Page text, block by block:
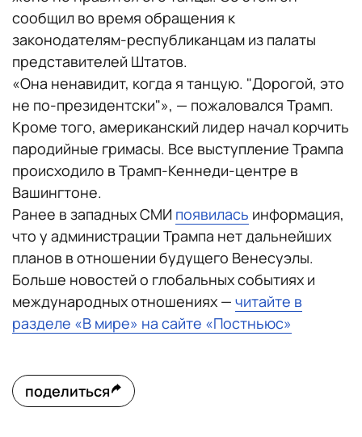
сообщил во время обращения к
законодателям-республиканцам из палаты
представителей Штатов.
«Она ненавидит, когда я танцую. "Дорогой, это
не по-президентски"», — пожаловался Трамп.
Кроме того, американский лидер начал корчить
пародийные гримасы. Все выступление Трампа
происходило в Трамп-Кеннеди-центре в
Вашингтоне.
Ранее в западных СМИ появилась информация,
что у администрации Трампа нет дальнейших
планов в отношении будущего Венесуэлы.
Больше новостей о глобальных событиях и
международных отношениях — читайте в
разделе «В мире» на сайте «Постньюс»
поделиться